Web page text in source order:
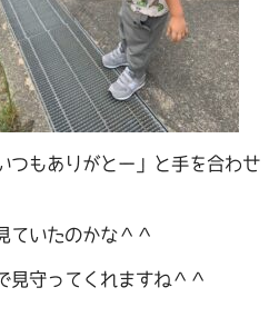
つもありがとー」と手を合わせ
ていたのかな＾＾
見守ってくれますね＾＾